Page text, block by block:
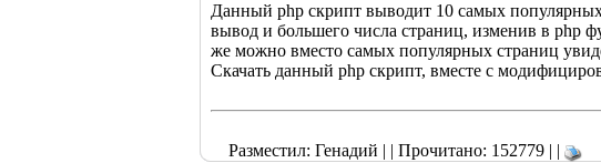
Данный php скрипт выводит 10 самых
вывод и большего числа страниц, изменив в php
же можно вместо самых популярных страниц
Скачать данный php скрипт, вместе с
Разместил: Генадий | | Прочитано: 152779 | |